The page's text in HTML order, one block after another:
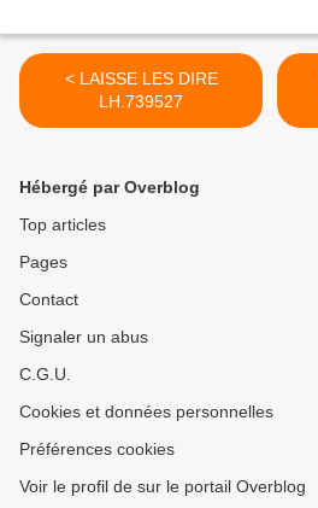
< LAISSE LES DIRE
LH.739527
Hébergé par Overblog
Top articles
Pages
Contact
Signaler un abus
C.G.U.
Cookies et données personnelles
Préférences cookies
Voir le profil de sur le portail Overblog